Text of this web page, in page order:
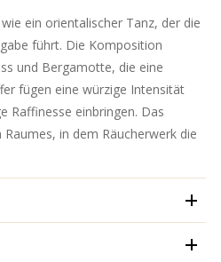
ein orientalischer Tanz, der die
führt. Die Komposition
und Bergamotte, die eine
fügen eine würzige Intensität
Raffinesse einbringen. Das
in dem Räucherwerk die